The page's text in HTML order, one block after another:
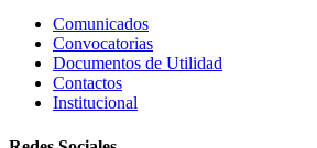
Comunicados
Convocatorias
Documentos de Utilidad
Contactos
Institucional